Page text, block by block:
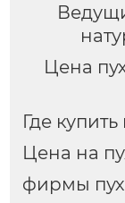
Цена
Где купить
Цена на
фирмы